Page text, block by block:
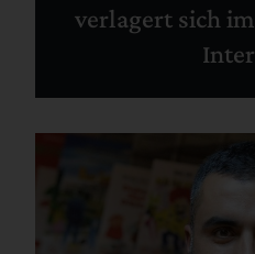
verlagert sich